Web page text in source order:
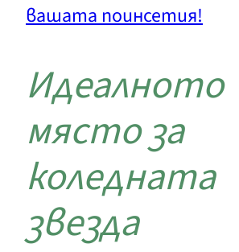
вашата поинсетия!
Идеалното
място за
коледната
звезда